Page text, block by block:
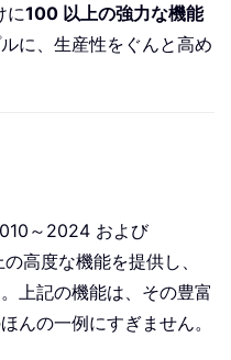
に100 以上の強力な機能
に、生産性をぐんと高め
～2024 および
高度な機能を提供し、
上記の機能は、その豊富
んの一例にすぎません。